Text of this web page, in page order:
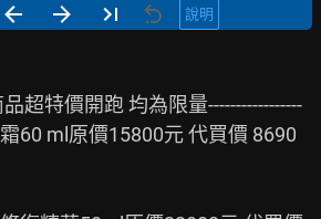
說明
超特價開跑 均為限量-----------------
60 ml原價15800元 代買價 8690